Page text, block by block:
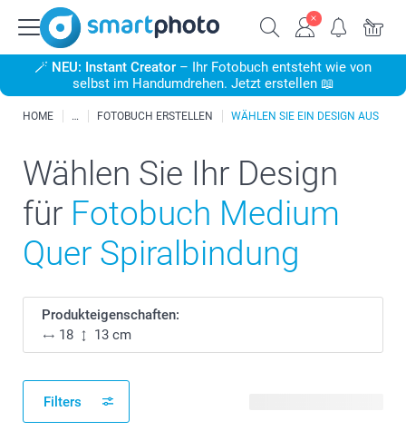
🪄 NEU: Instant Creator – Ihr Fotobuch entsteht wie von
selbst im Handumdrehen. Jetzt erstellen 📖
HOME FOTOBUCH ERSTELLEN WÄHLEN SIE EIN DESIGN AUS
Wählen Sie Ihr Design
für Fotobuch Medium
Quer Spiralbindung
Produkteigenschaften:
18
13 cm
Filters